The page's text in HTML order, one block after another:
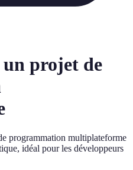
projet de
programmation multiplateforme
idéal pour les développeurs